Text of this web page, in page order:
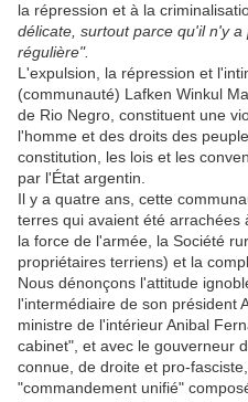
la répression et à la
délicate, surtout parce qu'il n'y
régulière".
L'expulsion, la répression et
(communauté) Lafken Winkul
de Rio Negro, constituent une
l'homme et des droits des
constitution, les lois et les
par l'État argentin.
Il y a quatre ans, cette
terres qui avaient été arrachées
la force de l'armée, la Société
propriétaires terriens) et la
Nous dénonçons l'attitude
l'intermédiaire de son président
ministre de l'intérieur Anibal
cabinet", et avec le gouverneur
connue, de droite et pro-
"commandement unifié"